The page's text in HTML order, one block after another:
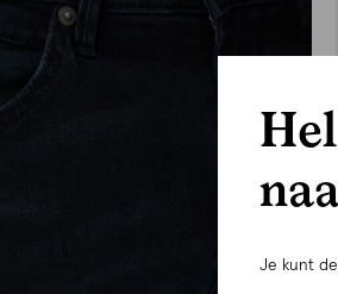
Je kunt